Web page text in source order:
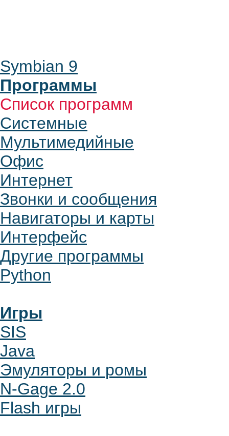
Symbian 9
Программы
Список программ
Системные
Мультимедийные
Офис
Интернет
Звонки и сообщения
Навигаторы и карты
Интерфейс
Другие программы
Python
Игры
SIS
Java
Эмуляторы и ромы
N-Gage 2.0
Flash игры